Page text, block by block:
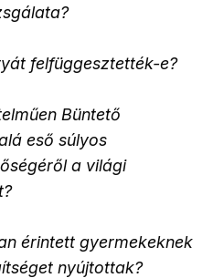
felfüggesztették-e?
Büntető
eső súlyos
a világi
érintett gyermekeknek
nyújtottak?